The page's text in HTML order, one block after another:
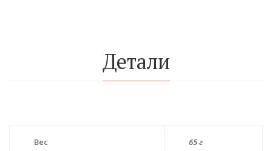
Детали
Вес 65 г